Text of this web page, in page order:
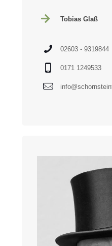
Tobias Glaß
02603 - 9319844
0171 1249533